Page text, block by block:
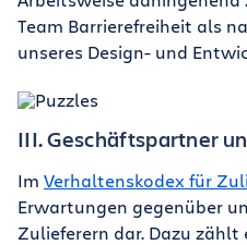
Team Barrierefreiheit als
unseres Design- und
III. Geschäftspartner
Im Verhaltenskodex für
Erwartungen gegenüber
Zulieferern dar. Dazu zählt